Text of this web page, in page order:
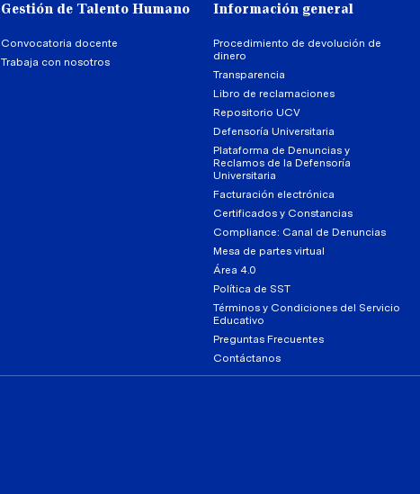
Gestión de Talento Humano
Convocatoria docente
Trabaja con nosotros
Información general
Procedimiento de devolución de
dinero
Transparencia
Libro de reclamaciones
Repositorio UCV
Defensoría Universitaria
Plataforma de Denuncias y
Reclamos de la Defensoría
Universitaria
Facturación electrónica
Certificados y Constancias
Compliance: Canal de Denuncias
Mesa de partes virtual
Área 4.0
Política de SST
Términos y Condiciones del Servicio
Educativo
Preguntas Frecuentes
Contáctanos